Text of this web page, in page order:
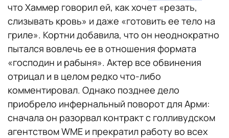
что Хаммер говорил ей, как хочет «резать,
слизывать кровь» и даже «готовить ее тело на
гриле». Кортни добавила, что он неоднократно
пытался вовлечь ее в отношения формата
«господин и рабыня». Актер все обвинения
отрицал и в целом редко что-либо
комментировал. Однако позднее дело
приобрело инфернальный поворот для Арми:
сначала он разорвал контракт с голливудском
агентством WME и прекратил работу во всех